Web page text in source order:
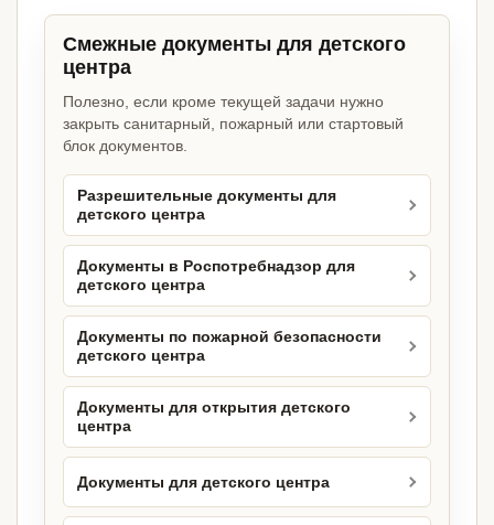
Смежные документы для детского
центра
Полезно, если кроме текущей задачи нужно
закрыть санитарный, пожарный или стартовый
блок документов.
Разрешительные документы для
детского центра
Документы в Роспотребнадзор для
детского центра
Документы по пожарной безопасности
детского центра
Документы для открытия детского
центра
Документы для детского центра